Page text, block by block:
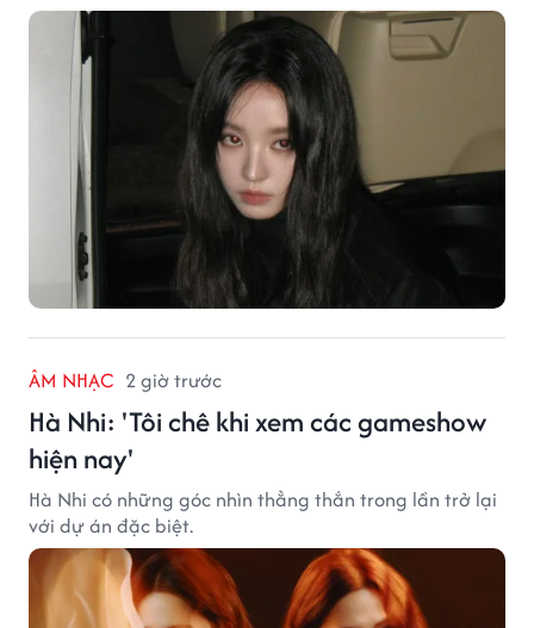
năng biến hóa trên màn ảnh.
ÂM NHẠC 2 giờ trước
Hà Nhi: 'Tôi chê khi xem các gameshow
hiện nay'
Hà Nhi có những góc nhìn thẳng thắn trong lần trở lại
với dự án đặc biệt.